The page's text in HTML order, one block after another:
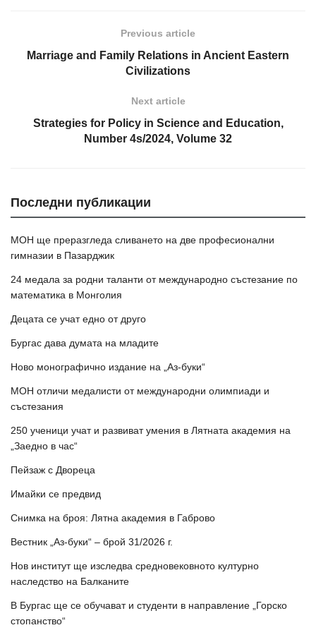
Previous article
Marriage and Family Relations in Ancient Eastern
Civilizations
Next article
Strategies for Policy in Science and Education,
Number 4s/2024, Volume 32
Последни публикации
МОН ще преразгледа сливането на две професионални
гимназии в Пазарджик
24 медала за родни таланти от международно състезание по
математика в Монголия
Децата се учат едно от друго
Бургас дава думата на младите
Ново монографично издание на „Аз-буки“
МОН отличи медалисти от международни олимпиади и
състезания
250 ученици учат и развиват умения в Лятната академия на
„Заедно в час“
Пейзаж с Двореца
Имайки се предвид
Снимка на броя: Лятна академия в Габрово
Вестник „Аз-буки“ – брой 31/2026 г.
Нов институт ще изследва средновековното културно
наследство на Балканите
В Бургас ще се обучават и студенти в направление „Горско
стопанство“